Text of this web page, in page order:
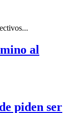
al
piden ser